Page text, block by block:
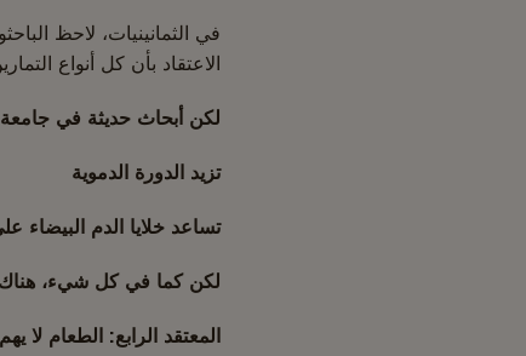
في الثمانينيات، لاحظ
الاعتقاد بأن كل أنواع
لكن أبحاث حديثة في جامعة
تزيد الدورة الدموية
تساعد خلايا الدم البيضاء
لكن كما في كل شيء، هناك
المعتقد الرابع: الطعام لا